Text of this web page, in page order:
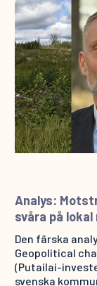
Analys:
svåra på lokal
Den färska
Geopolitical
(Putailai-
svenska